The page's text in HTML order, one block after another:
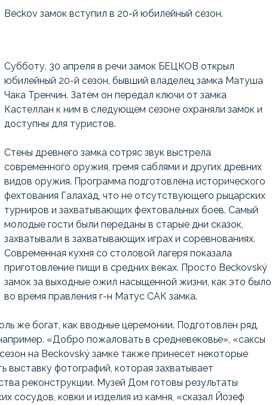
Beckov замок вступил в 20-й юбилейный сезон.
Субботу, 30 апреля в речи замок БЕЦКОВ открыл
юбилейный 20-й сезон, бывший владелец замка Матуша
Чака Тренчин. Затем он передал ключи от замка
Кастеллан к ним в следующем сезоне охраняли замок и
доступны для туристов.
Стены древнего замка сотряс звук выстрела
современного оружия, гремя саблями и других древних
видов оружия. Программа подготовлена ​​исторического
фехтования Галахад, что не отсутствующего рыцарских
турниров и захватывающих фехтовальных боев. Самый
молодые гости были переданы в старые дни сказок,
захватывали в захватывающих играх и соревнованиях.
Современная кухня со столовой лагеря показала
приготовление пищи в средних веках. Просто Beckovský
замок за выходные ожил насыщенной жизни, как это было
во время правления г-н Матус САК замка.
же богат, как вводные церемонии. Подготовлен ряд
«Добро пожаловать в средневековье», «саксы
на Beckovský замке также принесет некоторые
фотографий, которая захватывает
реконструкции. Музей Дом готовы результаты
сосудов, ковки и изделия из камня, «сказал Йозеф